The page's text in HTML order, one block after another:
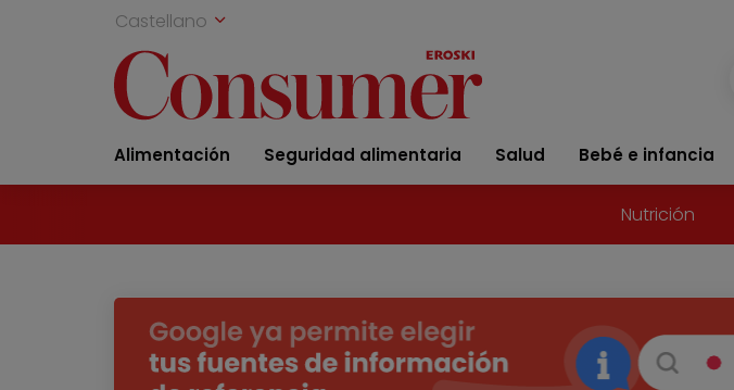
Castellano
Alimentación Seguridad alimentaria Salud Bebé e infancia
Nutrición